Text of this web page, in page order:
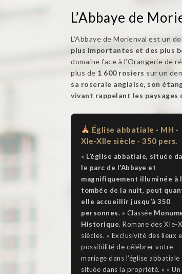
L’Abbaye de
L’Abbaye de Morienval est un
plus importantes et des plus
domaine face à l’Orangerie de
plus de 1 600 rosiers sur un
sa roseraie anglaise, son
vivant rappelant les
Église abbatiale · MH ·
XIe-XIIe siècle · 350 pers.
« L’église abbatiale, située
le parc de l’Abbaye et
magnifiquement illuminée à
tombée de la nuit, peut
elle accueillir jusqu’à 350
personnes. » Classée
Historique. Romane des XIe-
siècles. « Exclusivité des lieux
possibilité de célébrer votre
mariage dans l’église abbatiale
située dans la propriété. » « Un